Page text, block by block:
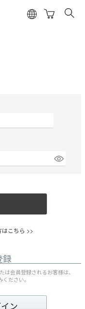
こちら >>
録
会員登録されるお客様は、
ださい。